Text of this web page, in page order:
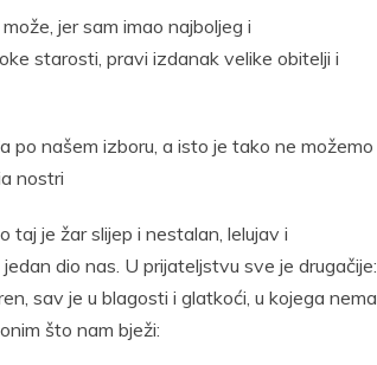
jer sam imao najboljeg i
starosti, pravi izdanak velike obitelji i
po našem izboru, a isto je tako ne možemo
nostri
taj je žar slijep i nestalan, lelujav i
dio nas. U prijateljstvu sve je drugačije:
sav je u blagosti i glatkoći, u kojega nema
što nam bježi: